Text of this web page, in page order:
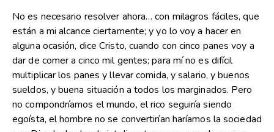
No es necesario resolver ahora… con milagros fáciles, que
están a mi alcance ciertamente; y yo lo voy a hacer en
alguna ocasión, dice Cristo, cuando con cinco panes voy a
dar de comer a cinco mil gentes; para mí no es difícil
multiplicar los panes y llevar comida, y salario, y buenos
sueldos, y buena situación a todos los marginados. Pero
no compondríamos el mundo, el rico seguiría siendo
egoísta, el hombre no se convertirían haríamos la sociedad